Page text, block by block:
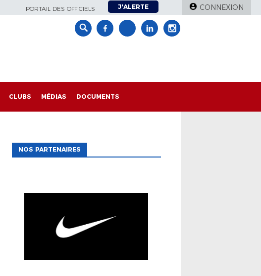
PORTAIL DES OFFICIELS J'ALERTE CONNEXION
CLUBS MÉDIAS DOCUMENTS
NOS PARTENAIRES